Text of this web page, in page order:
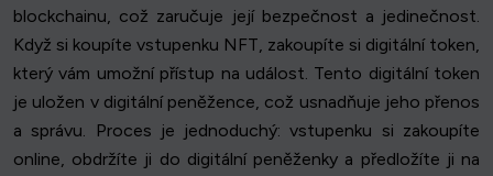
blockchainu, což zaručuje její bezpečnost a jedinečnost.
Když si koupíte vstupenku NFT, zakoupíte si digitální token,
který vám umožní přístup na událost. Tento digitální token
je uložen v digitální peněžence, což usnadňuje jeho přenos
a správu. Proces je jednoduchý: vstupenku si zakoupíte
online, obdržíte ji do digitální peněženky a předložíte ji na